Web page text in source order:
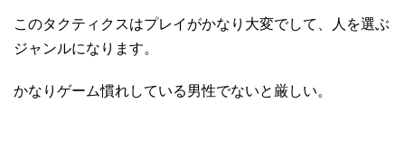
このタクティクスはプレイがかなり大変でして、人を選ぶ
ジャンルになります。
かなりゲーム慣れしている男性でないと厳しい。